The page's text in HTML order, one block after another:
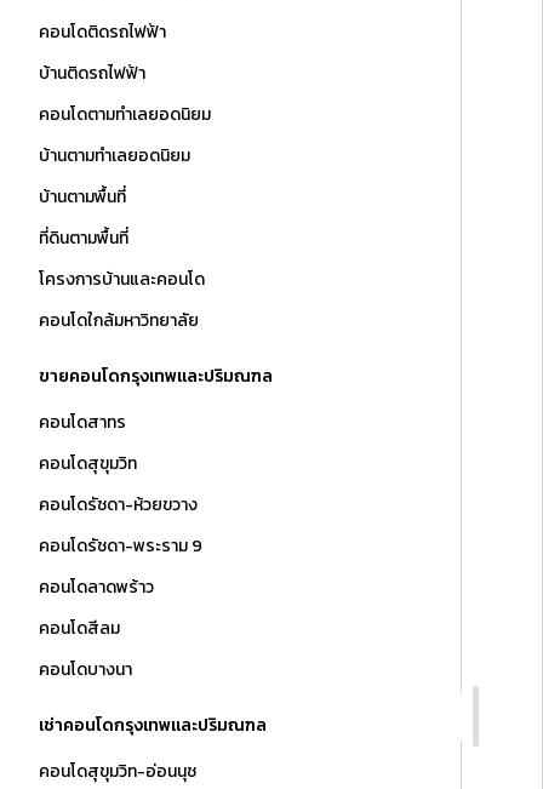
คอนโดติดรถไฟฟ้า
บ้านติดรถไฟฟ้า
คอนโดตามทำเลยอดนิยม
บ้านตามทำเลยอดนิยม
บ้านตามพื้นที่
ที่ดินตามพื้นที่
โครงการบ้านและคอนโด
คอนโดใกล้มหาวิทยาลัย
ขายคอนโดกรุงเทพและปริมณฑล
คอนโดสาทร
คอนโดสุขุมวิท
คอนโดรัชดา-ห้วยขวาง
คอนโดรัชดา-พระราม 9
คอนโดลาดพร้าว
คอนโดสีลม
คอนโดบางนา
เช่าคอนโดกรุงเทพและปริมณฑล
คอนโดสุขุมวิท-อ่อนนุช